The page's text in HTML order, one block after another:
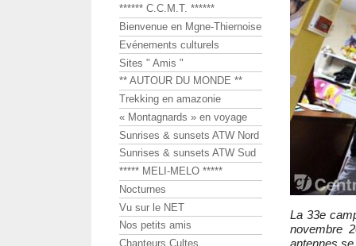
La 33e
novembre
antennes
****** C.C.M.T. ******
Bienvenue en Mgne-Thiernoise
Evénements culturels
Sites " Amis "
** AUTOUR DU MONDE **
Trekking en amazonie
« Montagnards » en voyage
Sunrises & sunsets ATW Nord
Sunrises & sunsets ATW Sud
***** MELI-MELO *****
Nocturnes
Vu sur le NET
Nos petits amis
Chanteurs Cultes